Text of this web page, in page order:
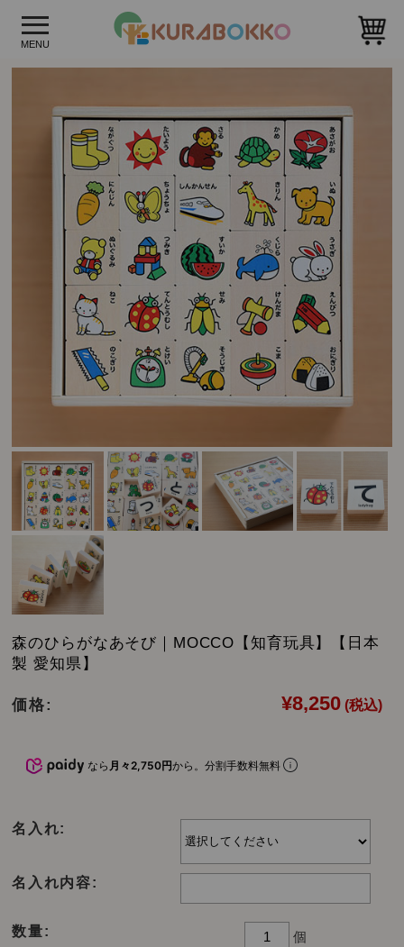
森のひらがなあそび｜MOCCO【知育玩具】【日本
製 愛知県】
価格: ¥8,250 (税込)
なら 月々2,750円から。分割手数料無料
名入れ:
名入れ内容:
数量: 個